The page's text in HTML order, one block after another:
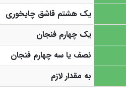
یک هشتم قاشق چایخوری
یک چهارم فنجان
نصف یا سه چهارم فنجان
به مقدار لازم